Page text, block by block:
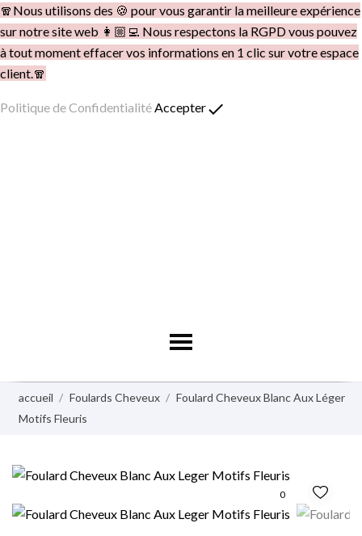
🧣Nous utilisons des 🍪 pour vous garantir la meilleure expérience
sur notre site web 👩🏼‍💻 Nous respectons la RGPD vous pouvez
à tout moment effacer vos informations en 1 clic sur votre espace
client.🧣
Politique de ConfidentialitéAccepterdone
accueil Foulards Cheveux
Foulard Cheveux Blanc Aux Léger
Motifs Fleuris
0